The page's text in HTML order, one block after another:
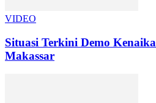
VIDEO
Situasi Terkini Demo
Makassar